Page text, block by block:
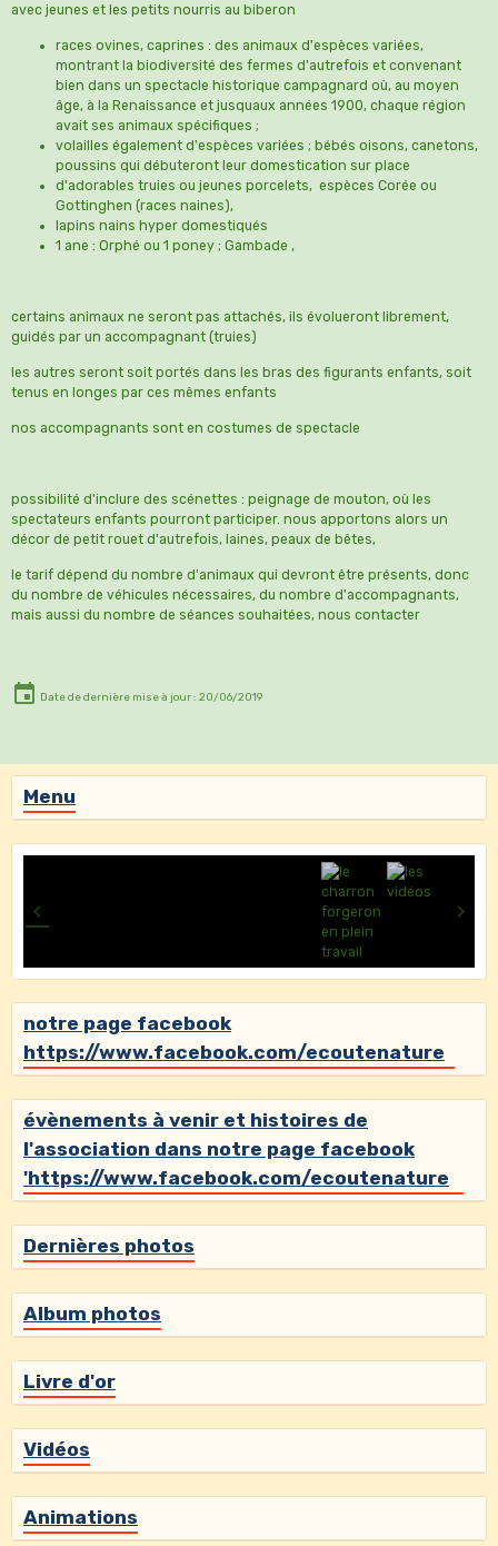
avec jeunes et les petits nourris au biberon
races ovines, caprines : des animaux d'espèces variées,
montrant la biodiversité des fermes d'autrefois et convenant
bien dans un spectacle historique campagnard où, au moyen
âge, à la Renaissance et jusquaux années 1900, chaque région
avait ses animaux spécifiques ;
volailles également d'espèces variées ; bébés oisons, canetons,
poussins qui débuteront leur domestication sur place
d'adorables truies ou jeunes porcelets, espèces Corée ou
Gottinghen (races naines),
lapins nains hyper domestiqués
1 ane : Orphé ou 1 poney ; Gambade ,
certains animaux ne seront pas attachés, ils évolueront librement,
guidés par un accompagnant (truies)
les autres seront soit portés dans les bras des figurants enfants, soit
tenus en longes par ces mêmes enfants
nos accompagnants sont en costumes de spectacle
possibilité d'inclure des scénettes : peignage de mouton, où les
spectateurs enfants pourront participer. nous apportons alors un
décor de petit rouet d'autrefois, laines, peaux de bêtes,
le tarif dépend du nombre d'animaux qui devront être présents, donc
du nombre de véhicules nécessaires, du nombre d'accompagnants,
mais aussi du nombre de séances souhaitées, nous contacter
Date de dernière mise à jour : 20/06/2019
Menu
notre page facebook
https://www.facebook.com/ecoutenature
évènements à venir et histoires de
l'association dans notre page facebook
'https://www.facebook.com/ecoutenature
Dernières photos
Album photos
Livre d'or
Vidéos
Animations